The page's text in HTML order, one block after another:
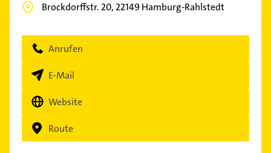
Brockdorffstr. 20, 22149Hamburg-Rahlstedt
Anrufen
E-Mail
Website
Route